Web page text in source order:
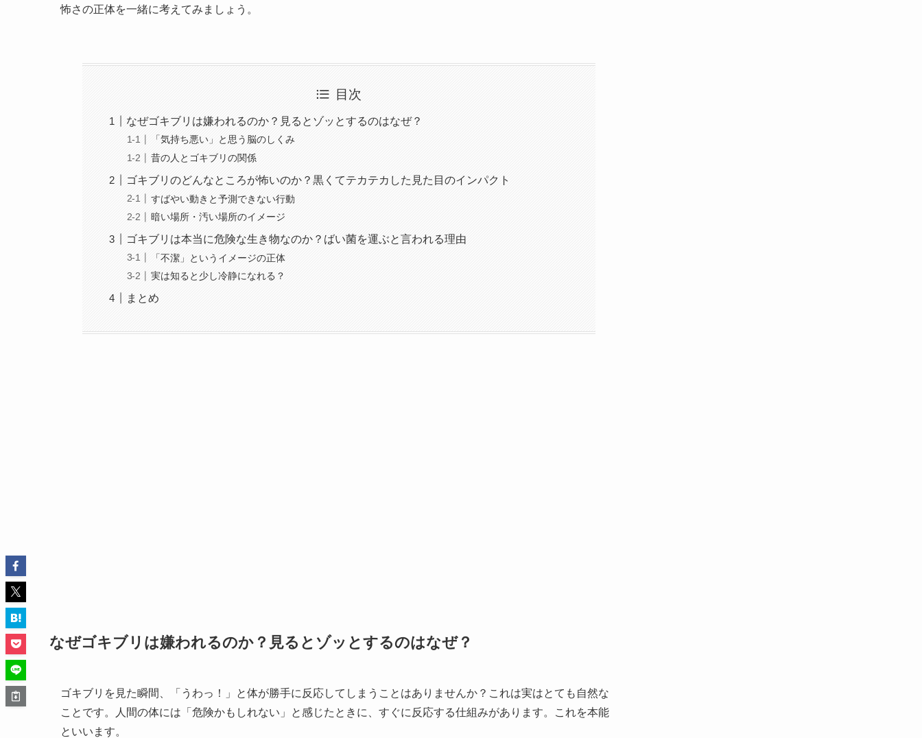
怖さの正体を一緒に考えてみましょう。
目次
なぜゴキブリは嫌われるのか？見るとゾッとするのはなぜ？
「気持ち悪い」と思う脳のしくみ
昔の人とゴキブリの関係
ゴキブリのどんなところが怖いのか？黒くてテカテカした見た目のインパクト
すばやい動きと予測できない行動
暗い場所・汚い場所のイメージ
ゴキブリは本当に危険な生き物なのか？ばい菌を運ぶと言われる理由
「不潔」というイメージの正体
実は知ると少し冷静になれる？
まとめ
なぜゴキブリは嫌われるのか？見るとゾッとするのはなぜ？
ゴキブリを見た瞬間、「うわっ！」と体が勝手に反応してしまうことはありませんか？これは実はとても自然な
ことです。人間の体には「危険かもしれない」と感じたときに、すぐに反応する仕組みがあります。これを本能
といいます。